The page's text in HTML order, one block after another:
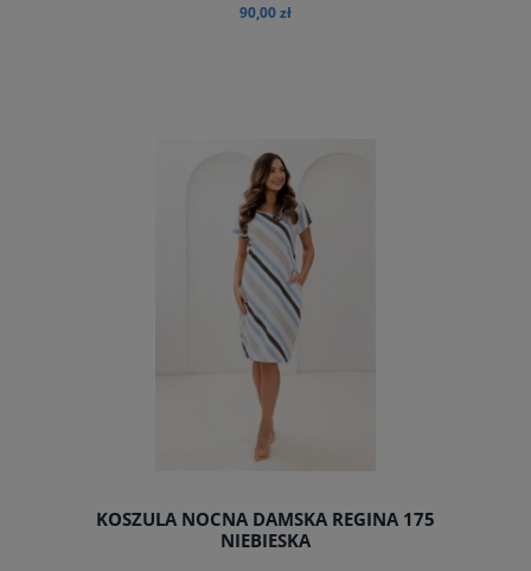
90,00 zł
do koszyka
KOSZULA NOCNA DAMSKA REGINA 175
NIEBIESKA